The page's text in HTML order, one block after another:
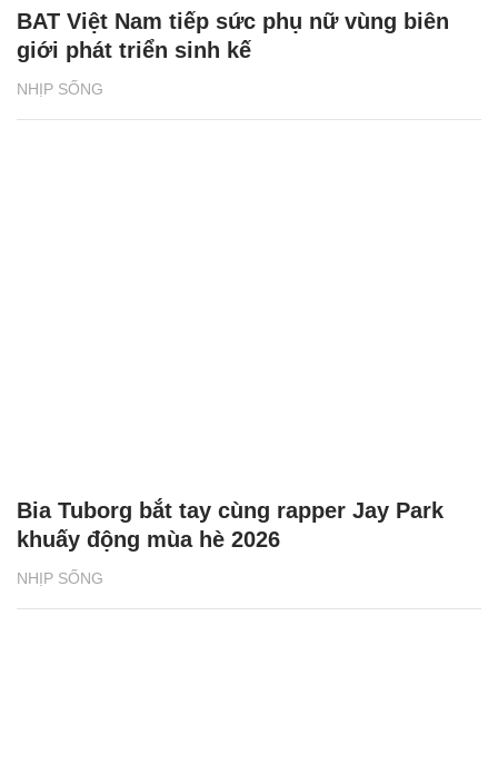
NHỊP SỐNG
BAT Việt Nam tiếp sức phụ nữ vùng biên
giới phát triển sinh kế
NHỊP SỐNG
Bia Tuborg bắt tay cùng rapper Jay Park
khuấy động mùa hè 2026